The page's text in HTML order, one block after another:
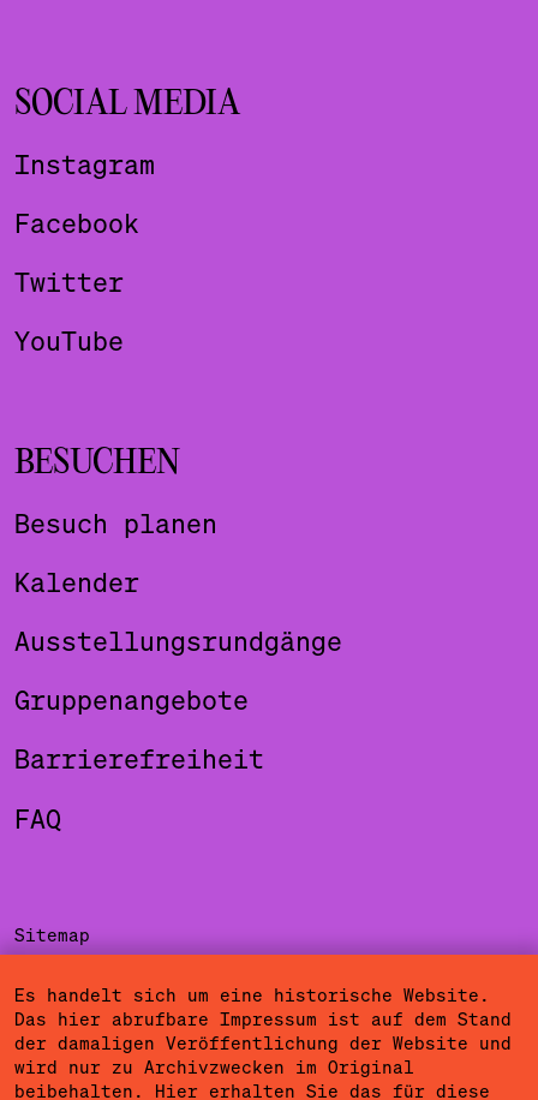
SOCIAL MEDIA
Instagram
Facebook
Twitter
YouTube
BESUCHEN
Besuch planen
Kalender
Ausstellungsrundgänge
Gruppenangebote
Barrierefreiheit
FAQ
Sitemap
Datenschutzerklärung
Nutzungsbedingungen
Es handelt sich um eine historische Website.
Das hier abrufbare Impressum ist auf dem Stand
der damaligen Veröffentlichung der Website und
wird nur zu Archivzwecken im Original
beibehalten. Hier erhalten Sie das für diese